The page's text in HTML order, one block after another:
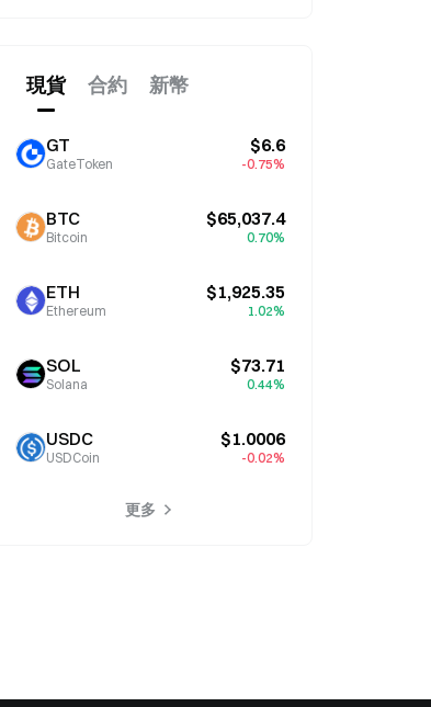
現貨 合約 新幣
GT
GateToken
$6.6
-0.75%
BTC
Bitcoin
$65,037.4
0.70%
ETH
Ethereum
$1,925.35
1.02%
SOL
Solana
$73.71
0.44%
USDC
USDCoin
$1.0006
-0.02%
更多